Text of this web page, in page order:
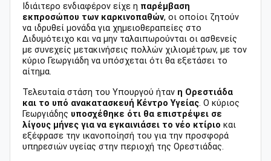
Ιδιάιτερο ενδιαφέρον είχε η παρέμβαση
εκπροσώπου των καρκινοπαθών, οι οποίοι ζητούν
να ιδρυθεί μονάδα για χημειοθεραπείες στο
Διδυμότειχο και να μην ταλαιπωρούνται οι ασθενείς
με συνεχείς μετακινήσεις πολλών χιλιομέτρων, με τον
κύριο Γεωργιάδη να υπόσχεται ότι θα εξετάσει το
αίτημα.
Τελευταία στάση του Υπουργού ήταν η Ορεστιάδα
και το υπό ανακατασκευή Κέντρο Υγείας. Ο κύριος
Γεωργιάδης υποσχέθηκε ότι θα επιστρέψει σε
λίγους μήνες για να εγκαινιάσει το νέο κτίριο και
εξέφρασε την ικανοποίησή του για την προσφορά
υπηρεσιών υγείας στην περιοχή της Ορεστιάδας.